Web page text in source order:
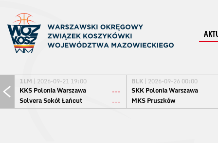
1LM | 2026-09-21 19:00
KKS Polonia Warszawa
---
Solvera Sokół Łańcut
---
BLK | 2026-09-26 00:00
SKK Polonia Warszawa
MKS Pruszków